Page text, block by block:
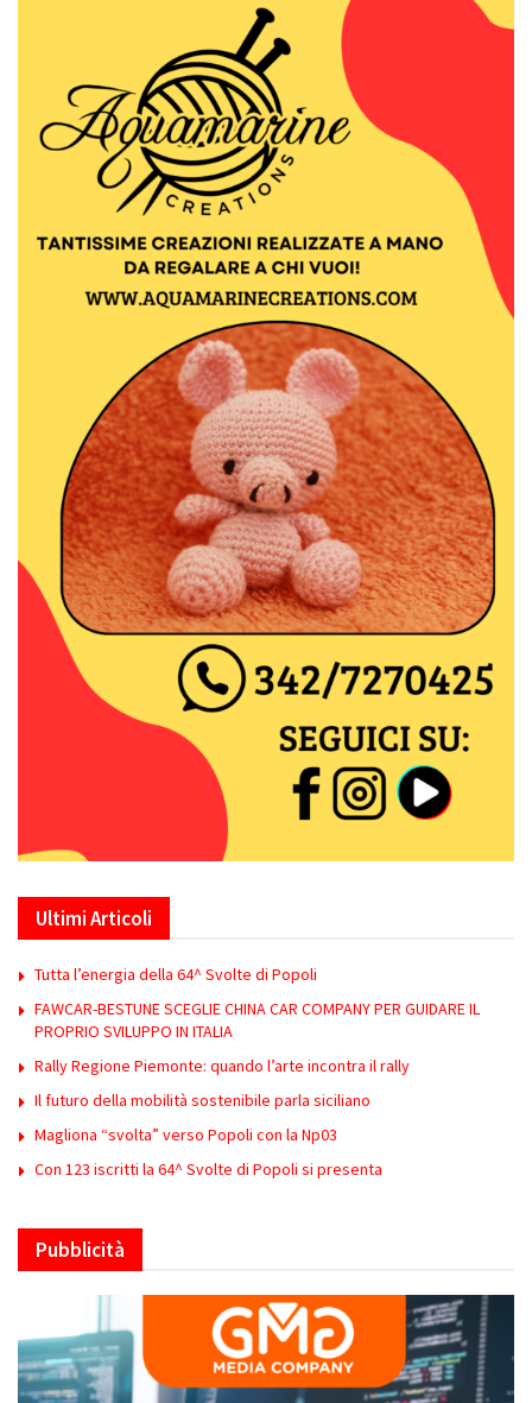
Ultimi Articoli
Tutta l’energia della 64^ Svolte di Popoli
FAWCAR-BESTUNE SCEGLIE CHINA CAR COMPANY PER GUIDARE IL
PROPRIO SVILUPPO IN ITALIA
Rally Regione Piemonte: quando l’arte incontra il rally
Il futuro della mobilità sostenibile parla siciliano
Magliona “svolta” verso Popoli con la Np03
Con 123 iscritti la 64^ Svolte di Popoli si presenta
Pubblicità